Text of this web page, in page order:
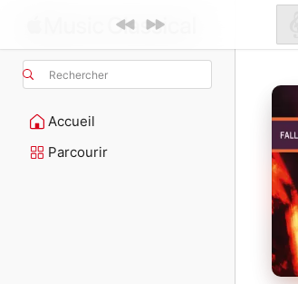
Rechercher
Accueil
Parcourir